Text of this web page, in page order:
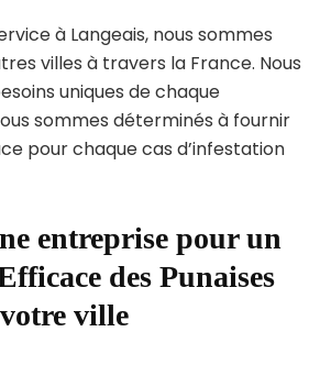
à Langeais, nous sommes
villes à travers la France. Nous
uniques de chaque
sommes déterminés à fournir
pour chaque cas d’infestation
entreprise pour un
des Punaises
ville